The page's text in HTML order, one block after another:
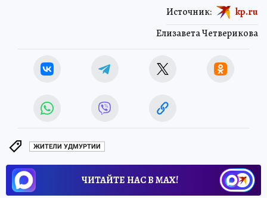
Елизавета Четверикова
Источник: kp.ru
ЖИТЕЛИ УДМУРТИИ
ЧИТАЙТЕ НАС В МАХ!